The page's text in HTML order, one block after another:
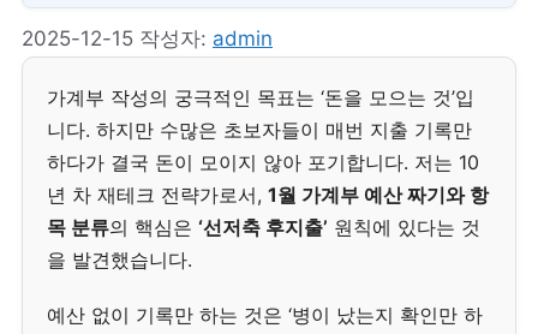
2025-12-15 작성자: admin
가계부 작성의 궁극적인 목표는 ‘돈을 모으는 것’입
니다. 하지만 수많은 초보자들이 매번 지출 기록만
하다가 결국 돈이 모이지 않아 포기합니다. 저는 10
년 차 재테크 전략가로서, 1월 가계부 예산 짜기와 항
목 분류의 핵심은 ‘선저축 후지출’ 원칙에 있다는 것
을 발견했습니다.
예산 없이 기록만 하는 것은 ‘병이 났는지 확인만 하